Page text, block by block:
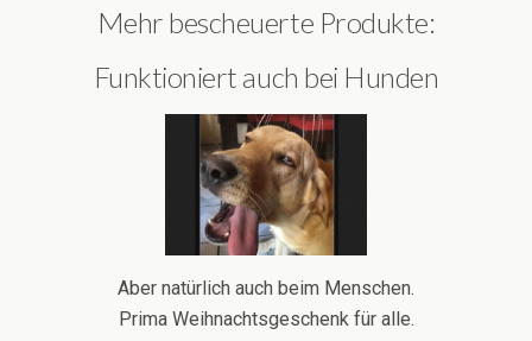
Mehr bescheuerte Produkte:
Funktioniert auch bei Hunden
Aber natürlich auch beim Menschen.
Prima Weihnachtsgeschenk für alle.